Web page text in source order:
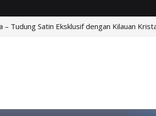
– Tudung Satin Eksklusif dengan Kilauan